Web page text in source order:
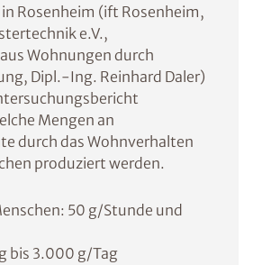
Rosenheim (ift Rosenheim,
e.V.,
Wohnungen durch
Dipl.-Ing. Reinhard Daler)
Mengen an
durch das Wohnverhalten
produziert werden.
50 g/Stunde und
bis 3.000 g/Tag